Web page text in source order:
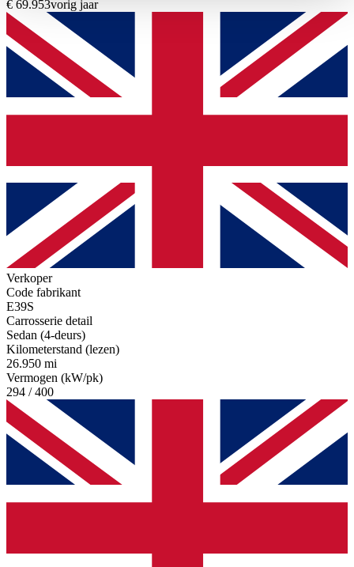
haben oder die sie im Rahmen Ihrer Nutzung der Dienste
gesammelt haben.
€ 69.953vorig jaar
Verkoper
Code fabrikant
E39S
Carrosserie detail
Sedan (4-deurs)
Kilometerstand (lezen)
26.950 mi
Vermogen (kW/pk)
294 / 400